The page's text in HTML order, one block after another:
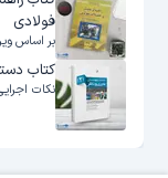
فولادی
بر اساس
کتاب
نکات